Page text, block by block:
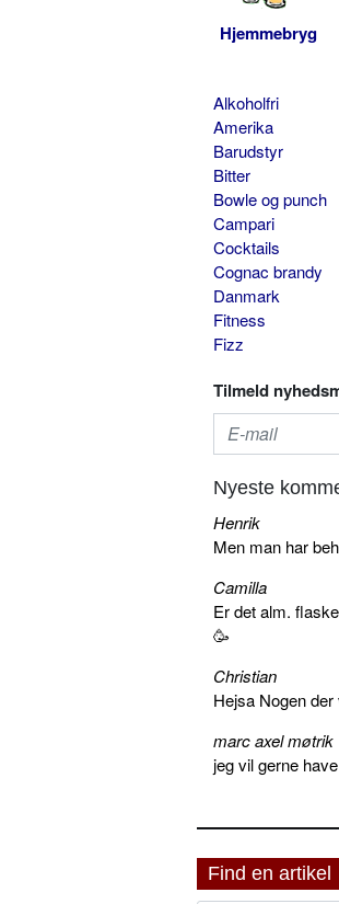
Hjemmebryg
Alkoholfri
Amerika
Barudstyr
Bitter
Bowle og punch
Campari
Cocktails
Cognac brandy
Danmark
Fitness
Fizz
Tilmeld
Nyeste
Henrik
Men man har
Camilla
Er det alm.
🥳
Christian
Hejsa Nogen
marc axel møtrik
jeg vil gerne
Find en artikel